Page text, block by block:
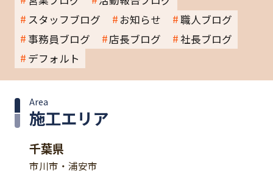
スタッフブログ
お知らせ
職人ブログ
事務員ブログ
店長ブログ
社長ブログ
デフォルト
施工エリア
Area
千葉県
市川市・浦安市